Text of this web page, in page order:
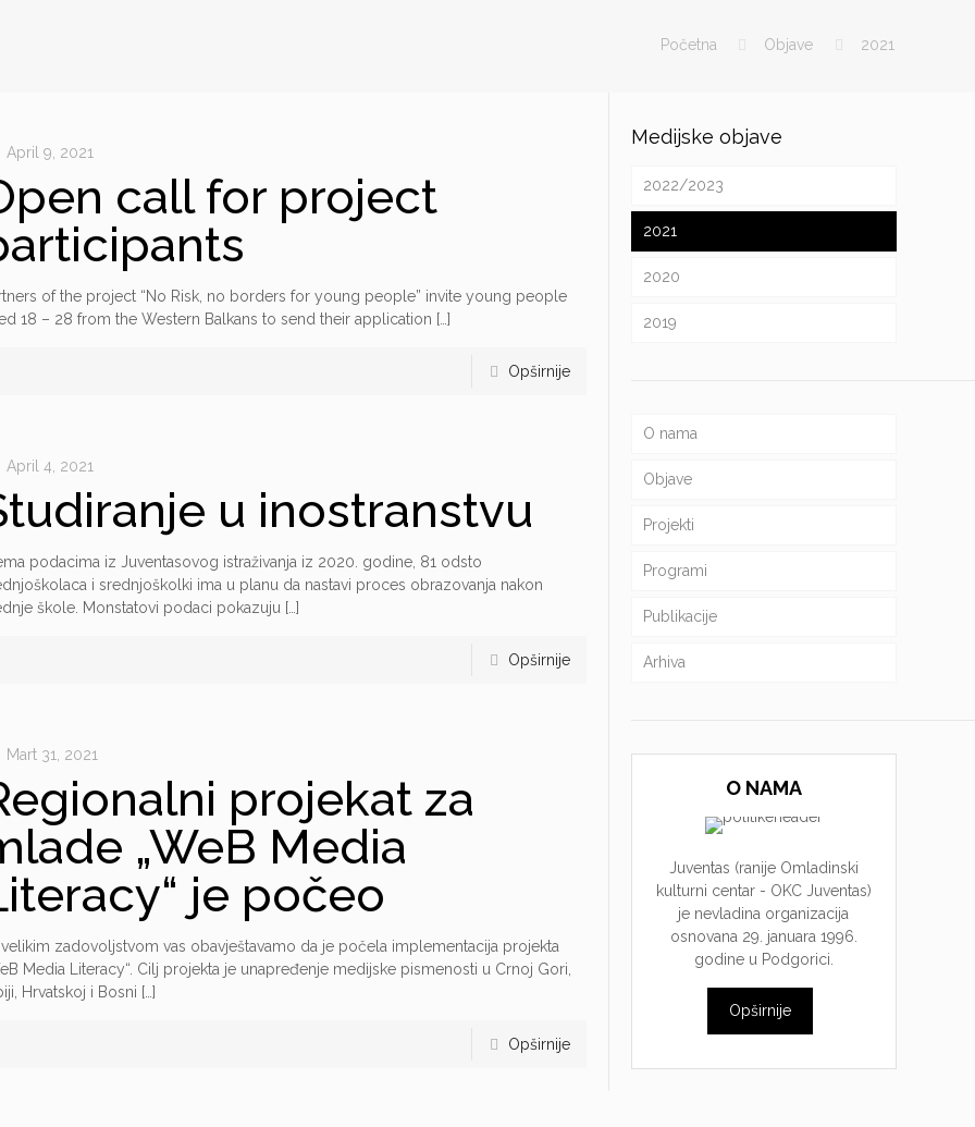
Početna Objave 2021
April 9, 2021
call for project
of the project “No Risk, no borders for young people” invite young people
18 – 28 from the Western Balkans to send their application […]
Opširnije
April 4, 2021
u inostranstvu
podacima iz Juventasovog istraživanja iz 2020. godine, 81 odsto
i srednjoškolki ima u planu da nastavi proces obrazovanja nakon
škole. Monstatovi podaci pokazuju […]
Opširnije
Mart 31, 2021
projekat za
„WeB Media
je počeo
velikim zadovoljstvom vas obavještavamo da je počela implementacija projekta
Media Literacy“. Cilj projekta je unapređenje medijske pismenosti u Crnoj Gori,
Hrvatskoj i Bosni […]
Opširnije
Medijske objave
2022/2023
2021
2020
2019
O nama
Objave
Projekti
Programi
Publikacije
Arhiva
O NAMA
Juventas (ranije Omladinski
kulturni centar - OKC Juventas)
je nevladina organizacija
osnovana 29. januara 1996.
godine u Podgorici.
Opširnije